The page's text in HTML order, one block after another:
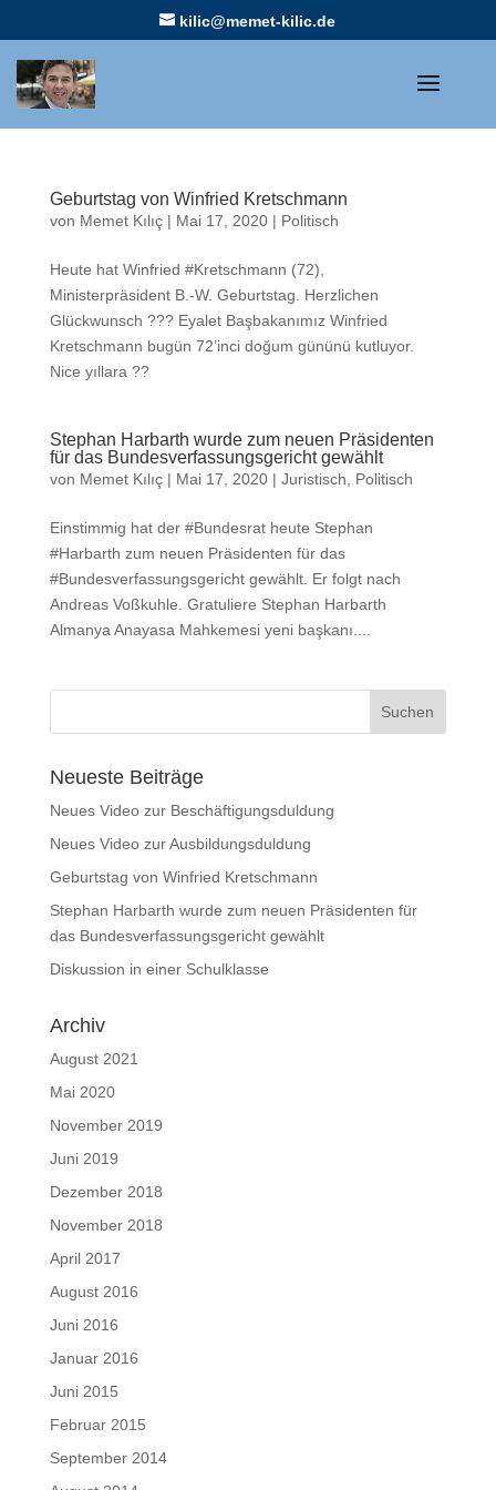
kilic@memet-kilic.de
Geburtstag von Winfried Kretschmann
von Memet Kılıç| Mai 17, 2020| Politisch
Heute hat Winfried #Kretschmann (72),
Ministerpräsident B.-W. Geburtstag. Herzlichen
Glückwunsch ??? Eyalet Başbakanımız Winfried
Kretschmann bugün 72’inci doğum gününü kutluyor.
Nice yıllara ??
Stephan Harbarth wurde zum neuen Präsidenten
für das Bundesverfassungsgericht gewählt
von Memet Kılıç| Mai 17, 2020| Juristisch Politisch
Einstimmig hat der #Bundesrat heute Stephan
#Harbarth zum neuen Präsidenten für das
#Bundesverfassungsgericht gewählt. Er folgt nach
Andreas Voßkuhle. Gratuliere Stephan Harbarth
Almanya Anayasa Mahkemesi yeni başkanı....
Neueste Beiträge
Neues Video zur Beschäftigungsduldung
Neues Video zur Ausbildungsduldung
Geburtstag von Winfried Kretschmann
Stephan Harbarth wurde zum neuen Präsidenten für
das Bundesverfassungsgericht gewählt
Diskussion in einer Schulklasse
Archiv
August 2021
Mai 2020
November 2019
Juni 2019
Dezember 2018
November 2018
April 2017
August 2016
Juni 2016
Januar 2016
Juni 2015
Februar 2015
September 2014